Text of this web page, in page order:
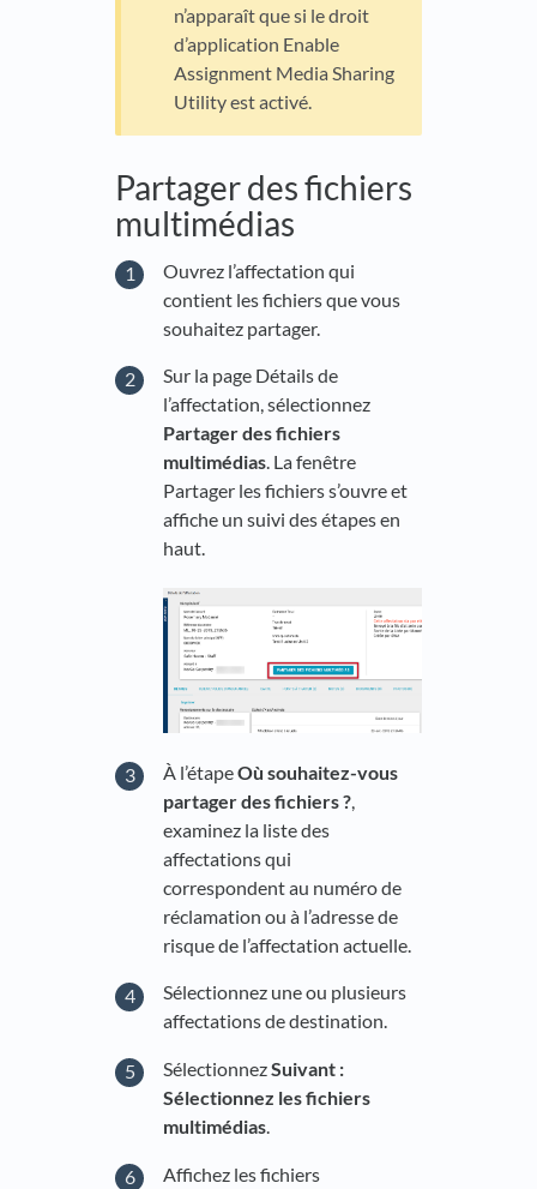
n’apparaît que si le droit
d’application Enable
Assignment Media Sharing
Utility est activé.
Partager des fichiers
multimédias
Ouvrez l’affectation qui
contient les fichiers que vous
souhaitez partager.
Sur la page Détails de
l’affectation, sélectionnez
Partager des fichiers
multimédias. La fenêtre
Partager les fichiers s’ouvre et
affiche un suivi des étapes en
haut.
À l’étapeOù souhaitez-vous
partager des fichiers ?
examinez la liste des
affectations qui
correspondent au numéro de
réclamation ou à l’adresse de
risque de l’affectation actuelle.
Sélectionnez une ou plusieurs
affectations de destination.
SélectionnezSuivant :
Sélectionnez les fichiers
multimédias.
Affichez les fichiers